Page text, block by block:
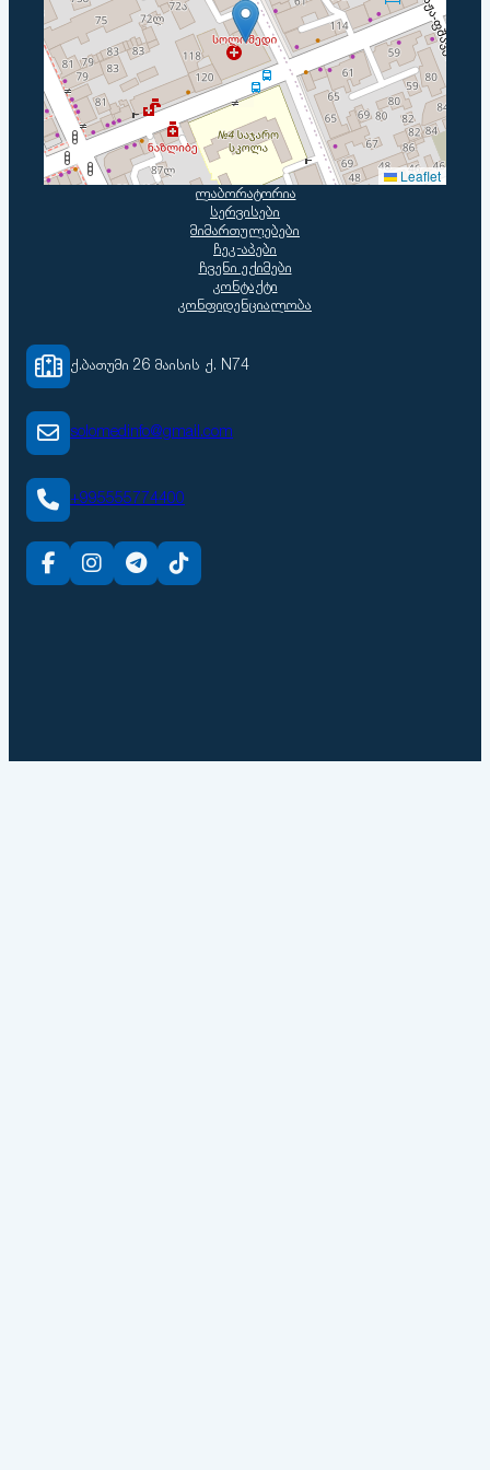
Leaflet
ლაბორატორია
სერვისები
მიმართულებები
ჩეკ-აპები
ჩვენი ექიმები
კონტაქტი
კონფიდენციალობა
ქ.ბათუმი 26 მაისის ქ. N74
solomedinfo@gmail.com
+995555774400